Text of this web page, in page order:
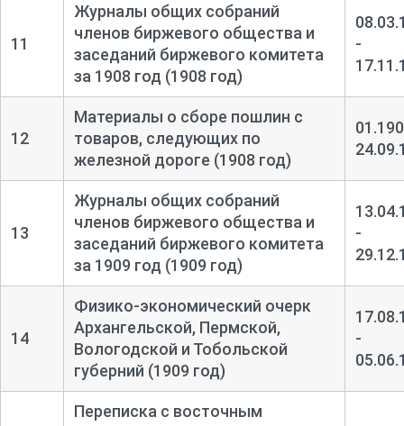
11
Журналы общих собраний
членов биржевого общества и
заседаний биржевого комитета
за 1908 год (1908 год)
-
12
Материалы о сборе пошлин с
товаров, следующих по
железной дороге (1908 год)
13
Журналы общих собраний
членов биржевого общества и
заседаний биржевого комитета
за 1909 год (1909 год)
-
14
Физико-экономический очерк
Архангельской, Пермской,
Вологодской и Тобольской
губерний (1909 год)
-
Переписка с восточным